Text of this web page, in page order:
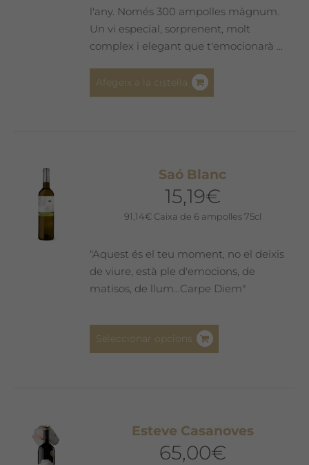
l'any. Només 300 ampolles màgnum.
Un vi especial, sorprenent, molt
complex i elegant que t'emocionarà ...
Afegeix a la cistella
Saó Blanc
15,19€
91,14€ Caixa de 6 ampolles 75cl
"Aquest és el teu moment, no el deixis
de viure, està ple d'emocions, de
matisos, de llum...Carpe Diem"
Seleccionar opcions
opcions
Esteve Casanoves
65,00€